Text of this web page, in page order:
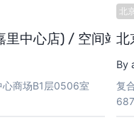
里中心店) / 空间站
心商场B1层0506室
北
北
By
复